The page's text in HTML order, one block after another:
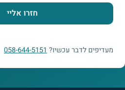
חזרו אליי
מעדיפים לדבר עכשיו? 058-644-5151